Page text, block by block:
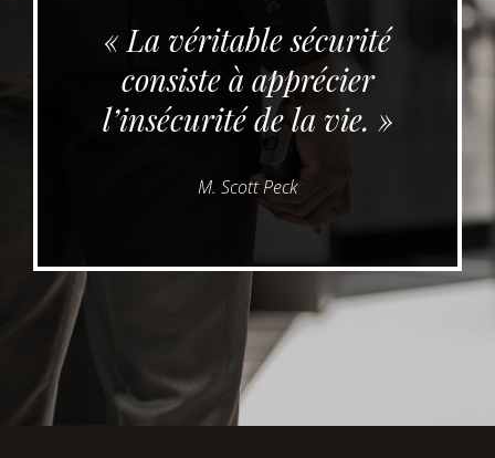
« La véritable sécurité
consiste à apprécier
l’insécurité de la vie. »
M. Scott Peck